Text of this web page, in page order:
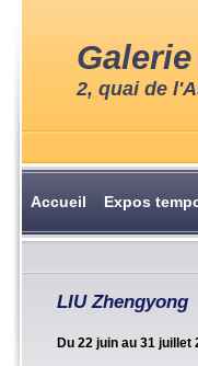
2, quai de
Accueil Expos
LIU Zhengyong
Du 22 juin au 31 juillet